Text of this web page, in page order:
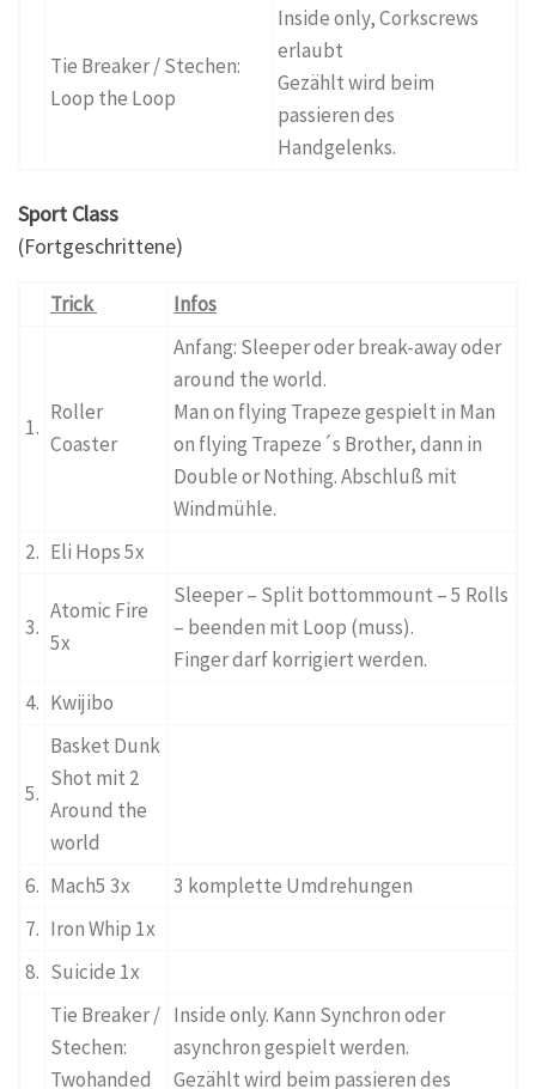
Tie Breaker / Stechen:
Loop the Loop
Inside only, Corkscrews
erlaubt
Gezählt wird beim
passieren des
Handgelenks.
Sport Class
(Fortgeschrittene)
Trick Infos
1.
Roller
Coaster
Anfang: Sleeper oder break-away oder
around the world.
Man on flying Trapeze gespielt in Man
on flying Trapeze´s Brother, dann in
Double or Nothing. Abschluß mit
Windmühle.
2. Eli Hops 5x
3.
Atomic Fire
5x
Sleeper – Split bottommount – 5 Rolls
– beenden mit Loop (muss).
Finger darf korrigiert werden.
4. Kwijibo
5.
Basket Dunk
Shot mit 2
Around the
world
6. Mach5 3x
3 komplette Umdrehungen
7. Iron Whip 1x
8. Suicide 1x
Tie Breaker /
Stechen:
Twohanded
Inside only. Kann Synchron oder
asynchron gespielt werden.
Gezählt wird beim passieren des